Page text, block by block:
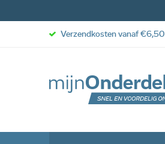
Verzendkosten vanaf €6,50